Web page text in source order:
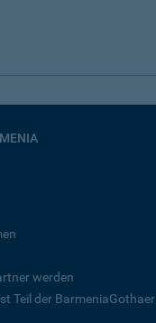
werden
Teil der BarmeniaGothaer